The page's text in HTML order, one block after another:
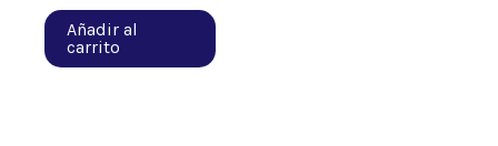
Añadir al
carrito